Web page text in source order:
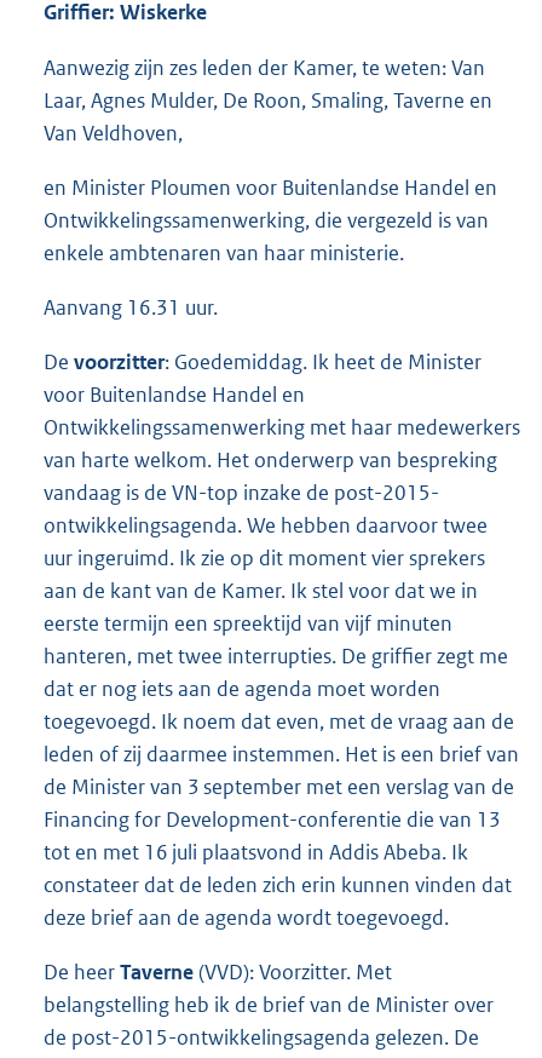
Griffier: Wiskerke
Aanwezig zijn zes leden der Kamer, te weten: Van
Laar, Agnes Mulder, De Roon, Smaling, Taverne en
Van Veldhoven,
en Minister Ploumen voor Buitenlandse Handel en
Ontwikkelingssamenwerking, die vergezeld is van
enkele ambtenaren van haar ministerie.
Aanvang 16.31 uur.
De voorzitter: Goedemiddag. Ik heet de Minister
voor Buitenlandse Handel en
Ontwikkelingssamenwerking met haar medewerkers
van harte welkom. Het onderwerp van bespreking
vandaag is de VN-top inzake de post-2015-
ontwikkelingsagenda. We hebben daarvoor twee
uur ingeruimd. Ik zie op dit moment vier sprekers
aan de kant van de Kamer. Ik stel voor dat we in
eerste termijn een spreektijd van vijf minuten
hanteren, met twee interrupties. De griffier zegt me
dat er nog iets aan de agenda moet worden
toegevoegd. Ik noem dat even, met de vraag aan de
leden of zij daarmee instemmen. Het is een brief van
de Minister van 3 september met een verslag van de
Financing for Development-conferentie die van 13
tot en met 16 juli plaatsvond in Addis Abeba. Ik
constateer dat de leden zich erin kunnen vinden dat
deze brief aan de agenda wordt toegevoegd.
De heerTaverne(VVD): Voorzitter. Met
belangstelling heb ik de brief van de Minister over
de post-2015-ontwikkelingsagenda gelezen. De